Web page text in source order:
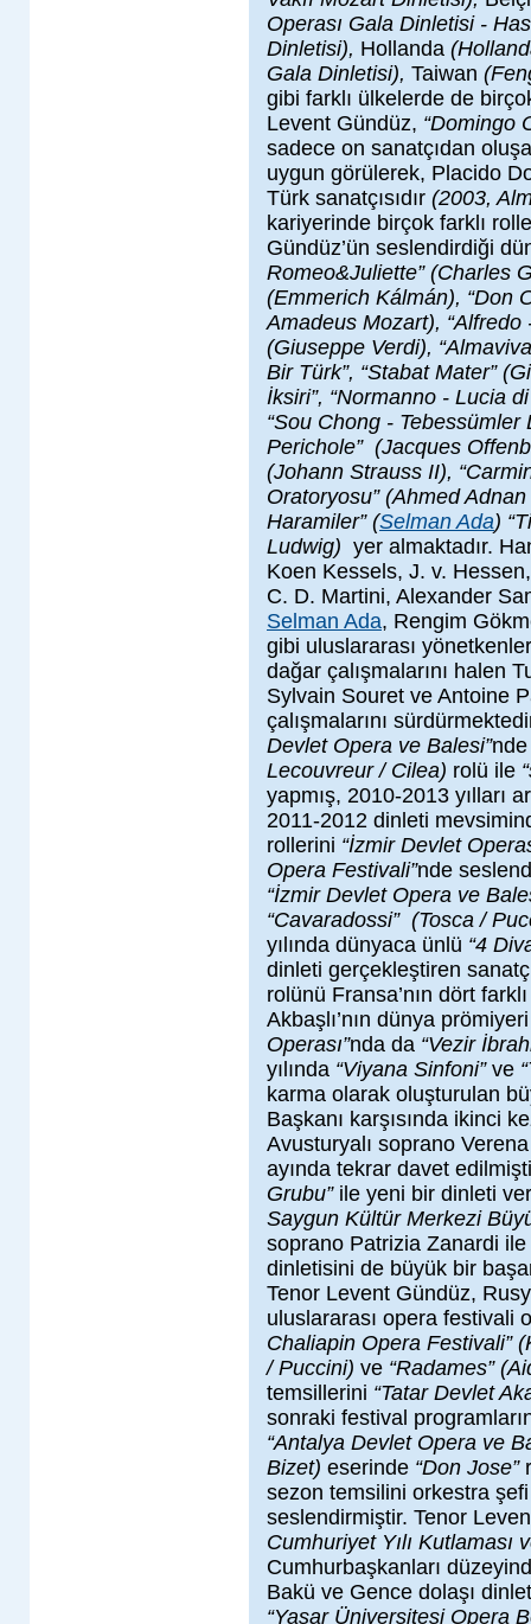
Operası Gala Dinletisi -
Dinletisi), Hollanda
Gala Dinletisi), Taiwan
gibi farklı ülkelerde de
Levent Gündüz, “Domingo
sadece on sanatçıdan
uygun görülerek, Placido
Türk sanatçısıdır (2003,
kariyerinde birçok farklı
Gündüz’ün seslendirdiği
Romeo&Juliette” (Charles
(Emmerich Kálmán), “Don
Amadeus Mozart), “Alfredo
(Giuseppe Verdi),
Bir Türk”, “Stabat Mater”
İksiri”, “Normanno - Lucia
“Sou Chong - Tebessümler
Perichole” (Jacques
(Johann Strauss II),
Oratoryosu” (Ahmed
Haramiler” (Selman Ada)
Ludwig) yer almaktadır.
Koen Kessels, J. v.
C. D. Martini, Alexander
Selman Ada, Rengim
gibi uluslararası
dağar çalışmalarını halen
Sylvain Souret ve Antoine
çalışmalarını
Devlet Opera ve Balesi”
Lecouvreur / Cilea) rolü ile
yapmış, 2010-2013 yılları
2011-2012 dinleti
rollerini “İzmir Devlet
Opera Festivali”nde
“İzmir Devlet Opera ve
“Cavaradossi” (Tosca /
yılında dünyaca ünlü “4
dinleti gerçekleştiren
rolünü Fransa’nın dört
Akbaşlı’nın dünya
Operası”nda da “Vezir
yılında “Viyana Sinfoni”ve
karma olarak oluşturulan
Başkanı karşısında ikinci
Avusturyalı soprano
ayında tekrar davet
Grubu”ile yeni bir dinleti
Saygun Kültür Merkezi
soprano Patrizia Zanardi
dinletisini de büyük bir
Tenor Levent Gündüz,
uluslararası opera festivali
Chaliapin Opera Festivali”
/ Puccini) ve “Radames”
temsillerini “Tatar Devlet
sonraki festival
“Antalya Devlet Opera ve
Bizet) eserinde “Don Jose”
sezon temsilini orkestra şefi
seslendirmiştir. Tenor
Cumhuriyet Yılı Kutlaması
Cumhurbaşkanları
Bakü ve Gence dolaşı
“Yaşar Üniversitesi Opera